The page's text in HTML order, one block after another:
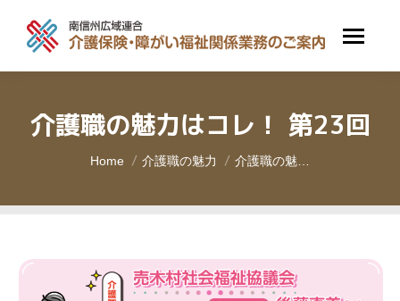
介護職の魅力はコレ！ 第23回
Home 介護職の魅力 介護職の魅…